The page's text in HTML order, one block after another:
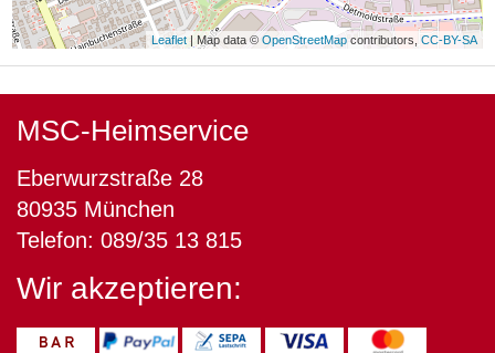
Leaflet| Map data © OpenStreetMap contributors, CC-BY-SA
MSC-Heimservice
Eberwurzstraße 28
80935 München
Telefon: 089/35 13 815
Wir akzeptieren: